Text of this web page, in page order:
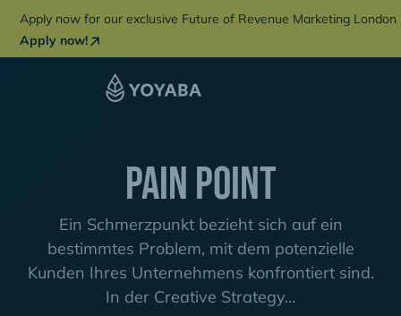
Apply now for our exclusive Future of Revenue Marketing
Apply now!
Pain Point
Ein Schmerzpunkt bezieht sich auf ein
bestimmtes Problem, mit dem potenzielle
Kunden Ihres Unternehmens konfrontiert sind.
In der Creative Strategy...